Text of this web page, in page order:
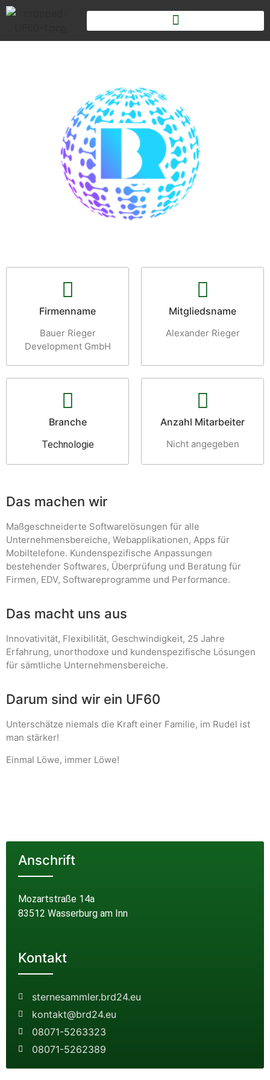
Firmenname
Bauer Rieger
Development GmbH
Mitgliedsname
Alexander Rieger
Branche
Technologie
Anzahl Mitarbeiter
Nicht angegeben
Das machen wir
Maßgeschneiderte Softwarelösungen für alle
Unternehmensbereiche, Webapplikationen, Apps für
Mobiltelefone. Kundenspezifische Anpassungen
bestehender Softwares, Überprüfung und Beratung für
Firmen, EDV, Softwareprogramme und Performance.
Das macht uns aus
Innovativität, Flexibilität, Geschwindigkeit, 25 Jahre
Erfahrung, unorthodoxe und kundenspezifische Lösungen
für sämtliche Unternehmensbereiche.
Darum sind wir ein UF60
Unterschätze niemals die Kraft einer Familie, im Rudel ist
man stärker!
Einmal Löwe, immer Löwe!
Anschrift
Mozartstraße 14a
83512 Wasserburg am Inn
Kontakt
sternesammler.brd24.eu
kontakt@brd24.eu
08071-5263323
08071-5262389